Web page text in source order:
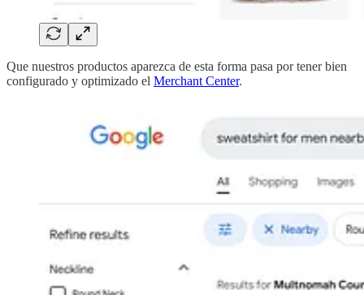
Que nuestros productos aparezca de esta forma pasa por tener bien
configurado y optimizado el Merchant Center.